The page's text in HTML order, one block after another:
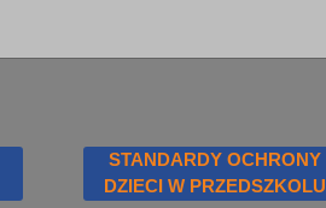
STANDARDY OCHRONY
DZIECI W PRZEDSZKOLU